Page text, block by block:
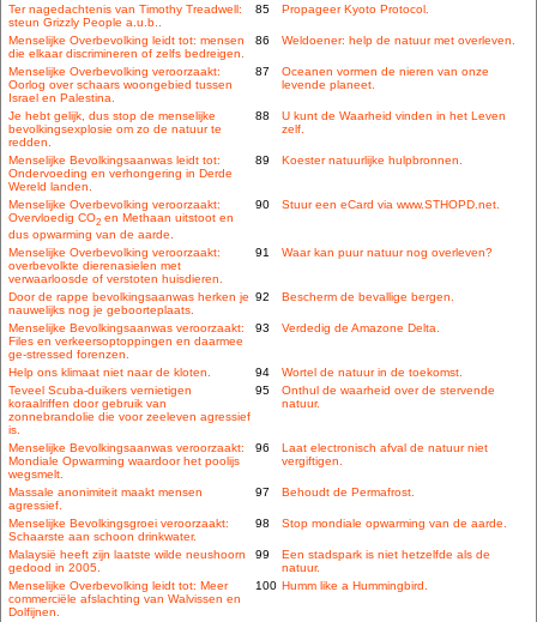
Ter nagedachtenis van Timothy Treadwell:
steun Grizzly People a.u.b..
85 Propageer Kyoto Protocol.
Menselijke Overbevolking leidt tot: mensen
die elkaar discrimineren of zelfs bedreigen.
86 Weldoener: help de natuur met overleven.
Menselijke Overbevolking veroorzaakt:
Oorlog over schaars woongebied tussen
Israel en Palestina.
87
Oceanen vormen de nieren van onze
levende planeet.
Je hebt gelijk, dus stop de menselijke
bevolkingsexplosie om zo de natuur te
redden.
88
U kunt de Waarheid vinden in het Leven
zelf.
Menselijke Bevolkingsaanwas leidt tot:
Ondervoeding en verhongering in Derde
Wereld landen.
89 Koester natuurlijke hulpbronnen.
Menselijke Overbevolking veroorzaakt:
Overvloedig CO2 en Methaan uitstoot en
dus opwarming van de aarde.
90 Stuur een eCard via www.STHOPD.net.
Menselijke Overbevolking veroorzaakt:
overbevolkte dierenasielen met
verwaarloosde of verstoten huisdieren.
91 Waar kan puur natuur nog overleven?
Door de rappe bevolkingsaanwas herken je
nauwelijks nog je geboorteplaats.
92 Bescherm de bevallige bergen.
Menselijke Bevolkingsaanwas veroorzaakt:
Files en verkeersoptoppingen en daarmee
ge-stressed forenzen.
93 Verdedig de Amazone Delta.
Help ons klimaat niet naar de kloten. 94
Wortel de natuur in de toekomst.
Teveel Scuba-duikers vernietigen
koraalriffen door gebruik van
zonnebrandolie die voor zeeleven agressief
is.
95
Onthul de waarheid over de stervende
natuur.
Menselijke Bevolkingsaanwas veroorzaakt:
Mondiale Opwarming waardoor het poolijs
wegsmelt.
96
Laat electronisch afval de natuur niet
vergiftigen.
Massale anonimiteit maakt mensen
agressief.
97 Behoudt de Permafrost.
Menselijke Bevolkingsgroei veroorzaakt:
Schaarste aan schoon drinkwater.
98 Stop mondiale opwarming van de aarde.
Malaysië heeft zijn laatste wilde neushoorn
gedood in 2005.
99
Een stadspark is niet hetzelfde als de
natuur.
Menselijke Overbevolking leidt tot: Meer
commerciële afslachting van Walvissen en
Dolfijnen.
100 Humm like a Hummingbird.